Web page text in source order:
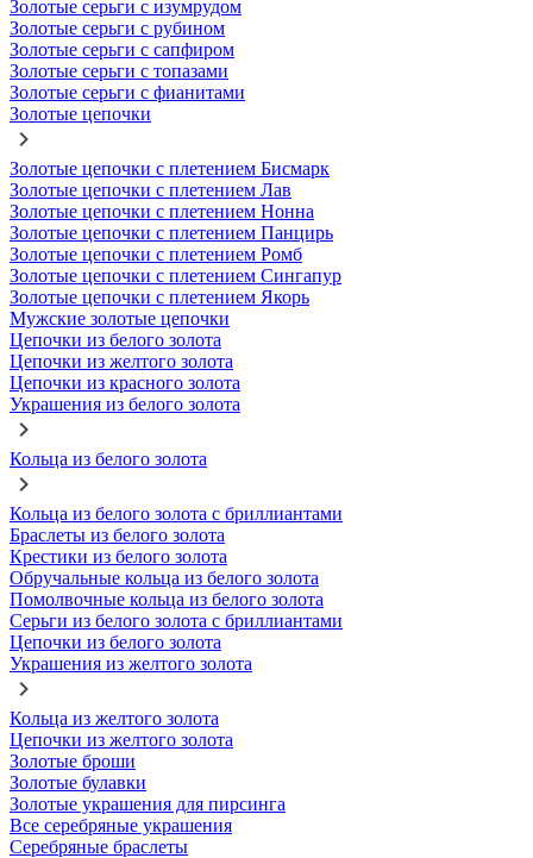
Золотые серьги с изумрудом
Золотые серьги с рубином
Золотые серьги с сапфиром
Золотые серьги с топазами
Золотые серьги с фианитами
Золотые цепочки
Золотые цепочки с плетением Бисмарк
Золотые цепочки с плетением Лав
Золотые цепочки с плетением Нонна
Золотые цепочки с плетением Панцирь
Золотые цепочки с плетением Ромб
Золотые цепочки с плетением Сингапур
Золотые цепочки с плетением Якорь
Мужские золотые цепочки
Цепочки из белого золота
Цепочки из желтого золота
Цепочки из красного золота
Украшения из белого золота
Кольца из белого золота
Кольца из белого золота с бриллиантами
Браслеты из белого золота
Крестики из белого золота
Обручальные кольца из белого золота
Помолвочные кольца из белого золота
Серьги из белого золота с бриллиантами
Цепочки из белого золота
Украшения из желтого золота
Кольца из желтого золота
Цепочки из желтого золота
Золотые броши
Золотые булавки
Золотые украшения для пирсинга
Все серебряные украшения
Серебряные браслеты